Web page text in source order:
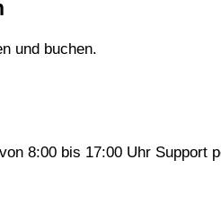
und buchen.
8:00 bis 17:00 Uhr Support